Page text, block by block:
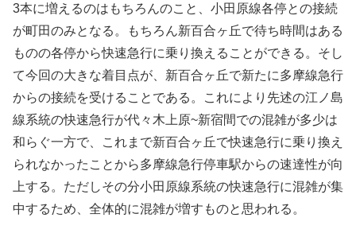
3本に増えるのはもちろんのこと、小田原線各停との接続
が町田のみとなる。もちろん新百合ヶ丘で待ち時間はある
ものの各停から快速急行に乗り換えることができる。そし
て今回の大きな着目点が、新百合ヶ丘で新たに多摩線急行
からの接続を受けることである。これにより先述の江ノ島
線系統の快速急行が代々木上原~新宿間での混雑が多少は
和らぐ一方で、これまで新百合ヶ丘で快速急行に乗り換え
られなかったことから多摩線急行停車駅からの速達性が向
上する。ただしその分小田原線系統の快速急行に混雑が集
中するため、全体的に混雑が増すものと思われる。